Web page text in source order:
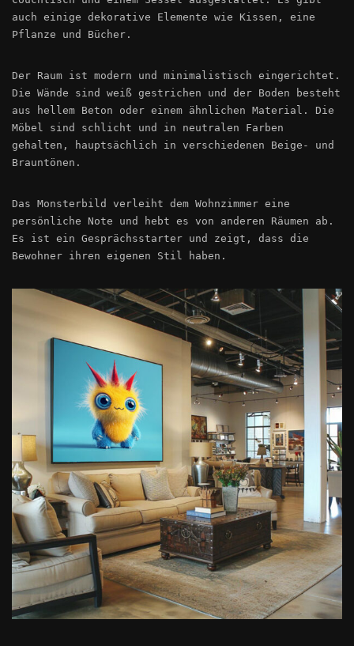
auch einige dekorative Elemente wie Kissen, eine
Pflanze und Bücher.
Der Raum ist modern und minimalistisch eingerichtet.
Die Wände sind weiß gestrichen und der Boden besteht
aus hellem Beton oder einem ähnlichen Material. Die
Möbel sind schlicht und in neutralen Farben
gehalten, hauptsächlich in verschiedenen Beige- und
Brauntönen.
Das Monsterbild verleiht dem Wohnzimmer eine
persönliche Note und hebt es von anderen Räumen ab.
Es ist ein Gesprächsstarter und zeigt, dass die
Bewohner ihren eigenen Stil haben.